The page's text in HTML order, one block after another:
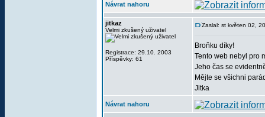
Návrat nahoru
jitkaz
Velmi zkušený uživatel
Registrace: 29.10. 2003
Příspěvky: 61
Zaslal: st květen 02,
Broňku díky!
Tento web nebyl pro
Jeho čas se
Mějte se všichni
Jitka
Návrat nahoru